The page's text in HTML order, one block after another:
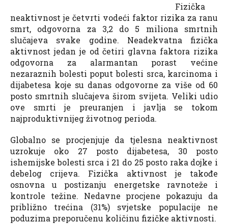
Fizička
neaktivnost je četvrti vodeći faktor rizika za ranu
smrt, odgovorna za 3,2 do 5 miliona smrtnih
slučajeva svake godine. Neadekvatna fizička
aktivnost jedan je od četiri glavna faktora rizika
odgovorna za alarmantan porast većine
nezaraznih bolesti poput bolesti srca, karcinoma i
dijabetesa koje su danas odgovorne za više od 60
posto smrtnih slučajeva širom svijeta. Veliki udio
ove smrti je preuranjen i javlja se tokom
najproduktivnijeg životnog perioda.
Globalno se procjenjuje da tjelesna neaktivnost
uzrokuje oko 27 posto dijabetesa, 30 posto
ishemijske bolesti srca i 21 do 25 posto raka dojke i
debelog crijeva. Fizička aktivnost je takođe
osnovna u postizanju energetske ravnoteže i
kontrole težine. Nedavne procjene pokazuju da
približno trećina (31%) svjetske populacije ne
poduzima preporučenu količinu fizičke aktivnosti.